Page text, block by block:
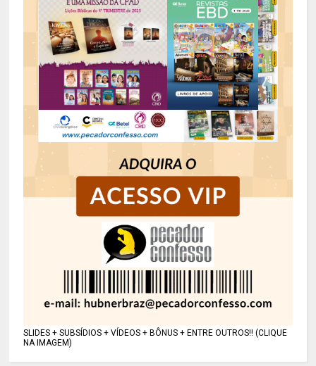
SLIDES + SUBSÍDIOS + VÍDEOS + BÔNUS + ENTRE OUTROS!! (CLIQUE
NA IMAGEM)